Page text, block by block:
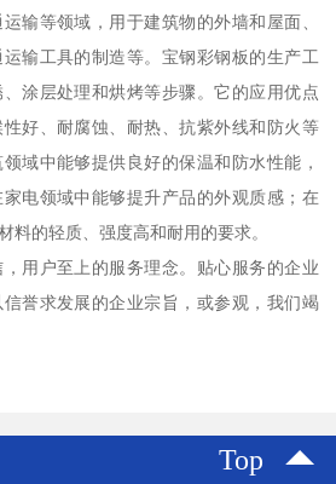
输等领域，用于建筑物的外墙和屋面、
输工具的制造等。宝钢彩钢板的生产工
涂层处理和烘烤等步骤。它的应用优点
好、耐腐蚀、耐热、抗紫外线和防火等
域中能够提供良好的保温和防水性能，
电领域中能够提升产品的外观质感；在
料的轻质、强度高和耐用的要求。
用户至上的服务理念。贴心服务的企业
誉求发展的企业宗旨，或参观，我们竭
Top